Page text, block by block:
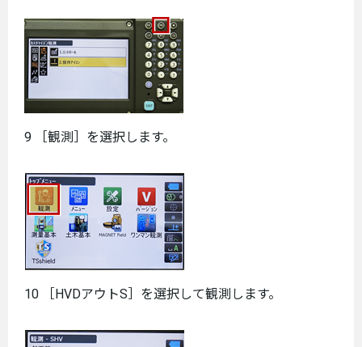
9 ［観測］を選択します。
10 ［HVDアウトS］を選択して観測します。